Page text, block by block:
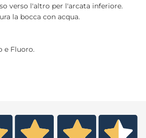
verso l'altro per l'arcata inferiore.
la bocca con acqua.
e Fluoro.